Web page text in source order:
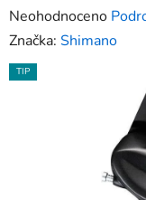
Průměrné
hodnocení
produktu
Neohodnoceno
Značka: Shimano
TIP